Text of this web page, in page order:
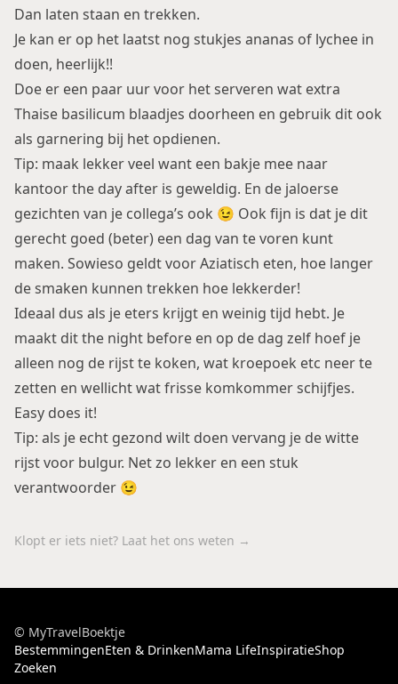
Dan laten staan en trekken.
Je kan er op het laatst nog stukjes ananas of lychee in
doen, heerlijk!!
Doe er een paar uur voor het serveren wat extra
Thaise basilicum blaadjes doorheen en gebruik dit ook
als garnering bij het opdienen.
Tip: maak lekker veel want een bakje mee naar
kantoor the day after is geweldig. En de jaloerse
gezichten van je collega’s ook 😉 Ook fijn is dat je dit
gerecht goed (beter) een dag van te voren kunt
maken. Sowieso geldt voor Aziatisch eten, hoe langer
de smaken kunnen trekken hoe lekkerder!
Ideaal dus als je eters krijgt en weinig tijd hebt. Je
maakt dit the night before en op de dag zelf hoef je
alleen nog de rijst te koken, wat kroepoek etc neer te
zetten en wellicht wat frisse komkommer schijfjes.
Easy does it!
Tip: als je echt gezond wilt doen vervang je de witte
rijst voor bulgur. Net zo lekker en een stuk
verantwoorder 😉
Klopt er iets niet? Laat het ons weten →
© MyTravelBoektje
BestemmingenEten & DrinkenMama LifeInspiratieShop
Zoeken